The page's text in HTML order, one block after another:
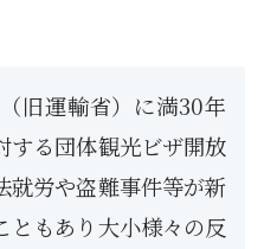
旧運輸省）に満30年
する団体観光ビザ開放
就労や盗難事件等が新
ともあり大小様々の反